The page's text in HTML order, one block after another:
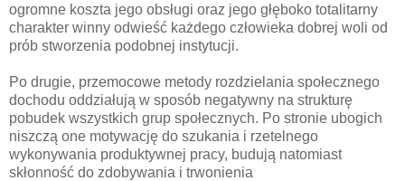
ogromne koszta jego obsługi oraz jego głęboko totalitarny
charakter winny odwieść każdego człowieka dobrej woli od
prób stworzenia podobnej instytucji.
Po drugie, przemocowe metody rozdzielania społecznego
dochodu oddziałują w sposób negatywny na strukturę
pobudek wszystkich grup społecznych. Po stronie ubogich
niszczą one motywację do szukania i rzetelnego
wykonywania produktywnej pracy, budują natomiast
skłonność do zdobywania i trwonienia